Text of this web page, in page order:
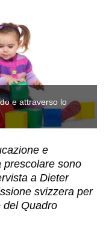
e attraverso lo
e
prescolare sono
a Dieter
svizzera per
del Quadro